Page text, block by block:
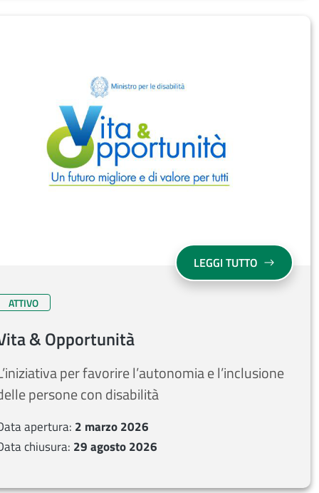
PER INCUBATORI E ACCELERATORI CERTIFICATI
LEGGI TUTTO SU VITA &
ATTIVO
& Opportunità
per favorire l’autonomia e l’inclusione
persone con disabilità
apertura: 2 marzo 2026
chiusura: 29 agosto 2026